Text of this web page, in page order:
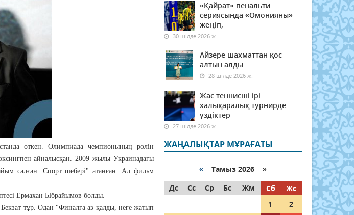
өткен. Олимпиада чемпионының рөлін
айналысқан. 2009 жылы Украинадағы
салған. Спорт шебері" атанған. Ал фильм
Ермахан Ыбрайымов болды.
тұр. Одан "Финалға аз қалды, неге жатып
«Қайрат» пенальти
сериясында «Омонияны»
жеңіп,
30 шілде 2026 ж.
Айзере шахматтан қос
алтын алды
28 шілде 2026 ж.
Жас теннисші ірі
халықаралық турнирде
үздіктер
27 шілде 2026 ж.
ЖАҢАЛЫҚТАР МҰРАҒАТЫ
« Тамыз 2026 »
Дс
Сс Ср Бс Жм Сб
Жс
1
2